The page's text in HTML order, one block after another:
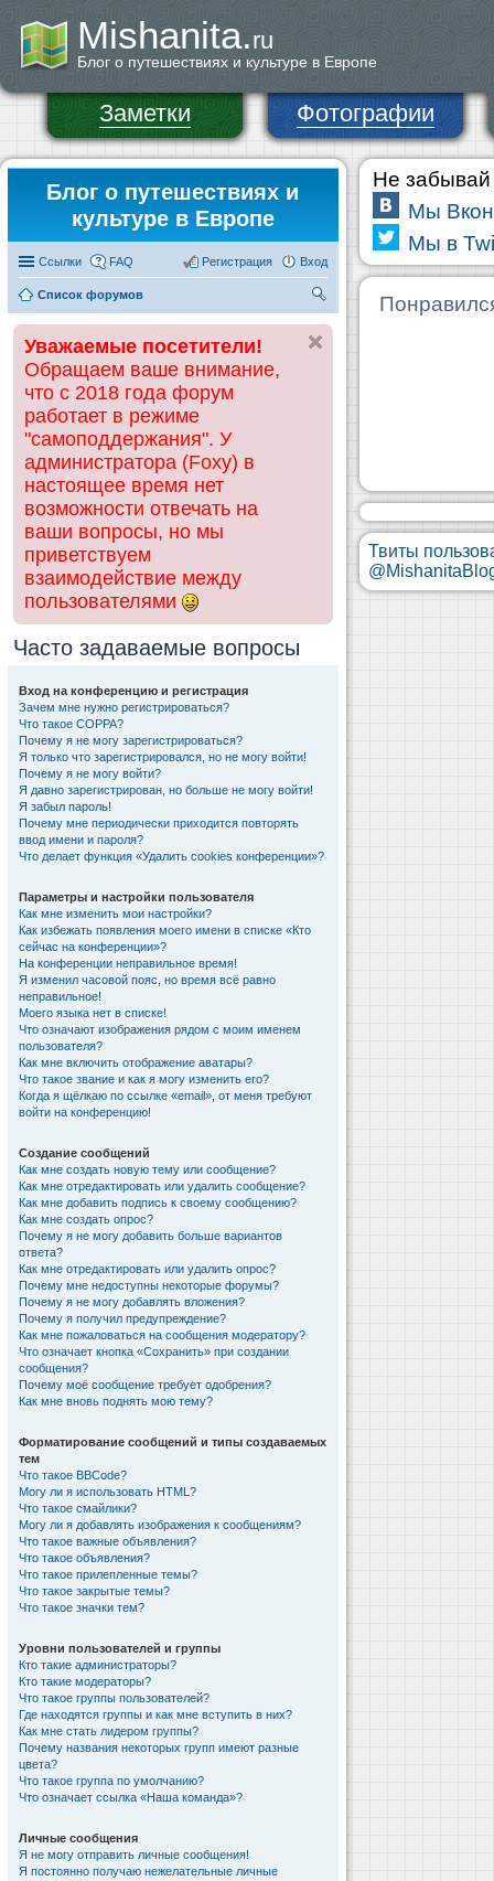
Mishanita.ru
Блог о путешествиях и культуре в Европе
Заметки Фотографии
Блог о путешествиях и
культуре в Европе
Ссылки FAQ Вход
Регистрация
Список форумов
ск
Уважаемые посетители!
Обращаем ваше внимание,
что с 2018 года форум
работает в режиме
"самоподдержания". У
администратора (Foxy) в
настоящее время нет
возможности отвечать на
ваши вопросы, но мы
приветствуем
взаимодействие между
пользователями
Часто задаваемые вопросы
Вход на конференцию и регистрация
Зачем мне нужно регистрироваться?
Что такое COPPA?
Почему я не могу зарегистрироваться?
Я только что зарегистрировался, но не могу войти!
Почему я не могу войти?
Я давно зарегистрирован, но больше не могу войти!
Я забыл пароль!
Почему мне периодически приходится повторять
ввод имени и пароля?
Что делает функция «Удалить cookies конференции»?
Параметры и настройки пользователя
Как мне изменить мои настройки?
Как избежать появления моего имени в списке «Кто
сейчас на конференции»?
На конференции неправильное время!
Я изменил часовой пояс, но время всё равно
неправильное!
Моего языка нет в списке!
Что означают изображения рядом с моим именем
пользователя?
Как мне включить отображение аватары?
Что такое звание и как я могу изменить его?
Когда я щёлкаю по ссылке «email», от меня требуют
войти на конференцию!
Создание сообщений
Как мне создать новую тему или сообщение?
Как мне отредактировать или удалить сообщение?
Как мне добавить подпись к своему сообщению?
Как мне создать опрос?
Почему я не могу добавить больше вариантов
ответа?
Как мне отредактировать или удалить опрос?
Почему мне недоступны некоторые форумы?
Почему я не могу добавлять вложения?
Почему я получил предупреждение?
Как мне пожаловаться на сообщения модератору?
Что означает кнопка «Сохранить» при создании
сообщения?
Почему моё сообщение требует одобрения?
Как мне вновь поднять мою тему?
Форматирование сообщений и типы создаваемых
тем
Что такое BBCode?
Могу ли я использовать HTML?
Что такое смайлики?
Могу ли я добавлять изображения к сообщениям?
Что такое важные объявления?
Что такое объявления?
Что такое прилепленные темы?
Что такое закрытые темы?
Что такое значки тем?
Уровни пользователей и группы
Кто такие администраторы?
Кто такие модераторы?
Что такое группы пользователей?
Где находятся группы и как мне вступить в них?
Как мне стать лидером группы?
Почему названия некоторых групп имеют разные
цвета?
Что такое группа по умолчанию?
Что означает ссылка «Наша команда»?
Личные сообщения
Я не могу отправить личные сообщения!
Я постоянно получаю нежелательные личные
Не забывай
Мы
Мы в
Твиты